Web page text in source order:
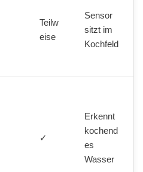
Teilw
eise
Sensor
sitzt im
Kochfeld
✓
Erkennt
kochend
es
Wasser